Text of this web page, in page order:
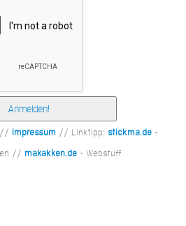
//Impressum // Linktipp:stickma.de -
// makakken.de - Webstuff